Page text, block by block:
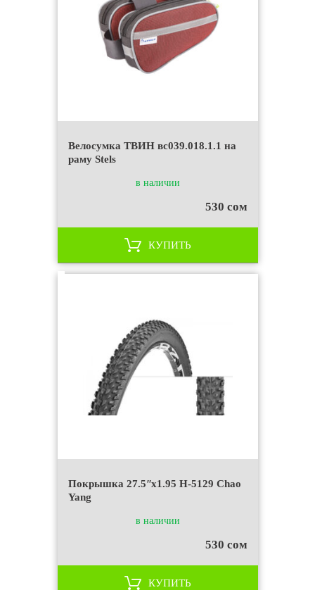
Велосумка ТВИН вс039.018.1.1 на
раму Stels
в наличии
530 сом
КУПИТЬ
Покрышка 27.5ʺx1.95 H-5129 Chao
Yang
в наличии
530 сом
КУПИТЬ